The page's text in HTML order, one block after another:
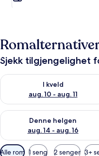
Sjekk tilgjengelighet
I kveld
aug. 10 - aug. 11
Sjekk tilgjengelighet for i
Denne helgen
aug. 14 - aug. 16
Sjekk tilgjengelighet for
Tilgjengelige
Alle rom 1 seng 2 senger 3+